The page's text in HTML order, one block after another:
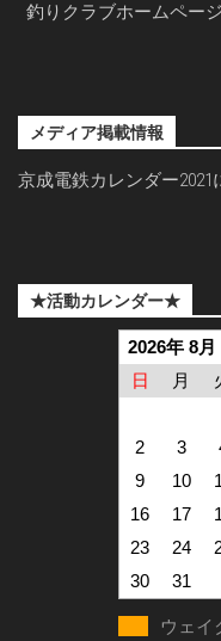
釣りクラブホームページ
メディア掲載情報
京成電鉄カレンダー2021
★活動カレンダー★
2026年 8月
日
月
2
3
9
10
16
17
23
24
30
31
ウェイ